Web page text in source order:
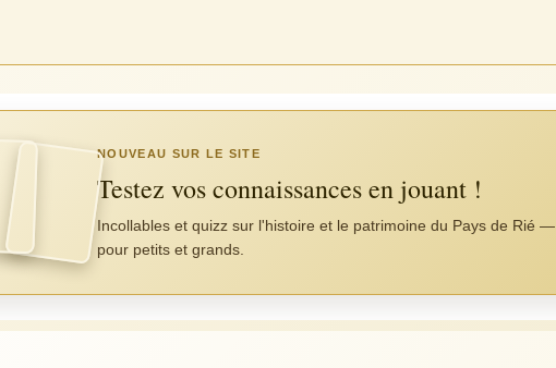
NOUVEAU SUR LE SITE
Testez vos connaissances en jouant !
Incollables et quizz sur l'histoire et le patrimoine du Pays de Rié —
pour petits et grands.